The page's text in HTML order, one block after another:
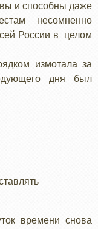
и способны даже
несомненно
России в целом
измотала за
дня был
времени снова